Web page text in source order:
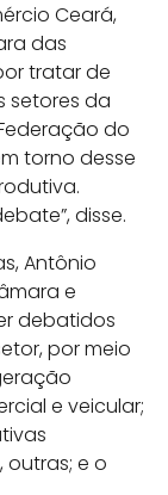
Ceará,
das
tratar de
setores da
do
torno desse
disse.
Antônio
e
debatidos
por meio
e veicular;
outras; e o